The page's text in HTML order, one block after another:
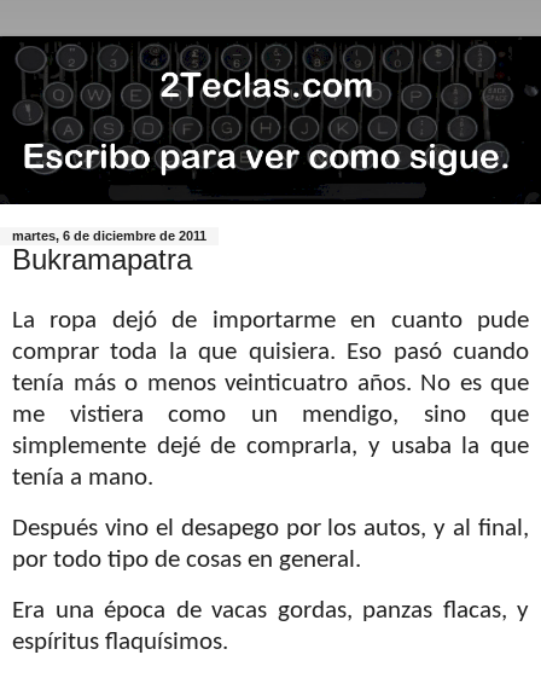
martes, 6 de diciembre de 2011
Bukramapatra
La ropa dejó de importarme en cuanto pude
comprar toda la que quisiera. Eso pasó cuando
tenía más o menos veinticuatro años. No es que
me vistiera como un mendigo, sino que
simplemente dejé de comprarla, y usaba la que
tenía a mano.
Después vino el desapego por los autos, y al final,
por todo tipo de cosas en general.
Era una época de vacas gordas, panzas flacas, y
espíritus flaquísimos.